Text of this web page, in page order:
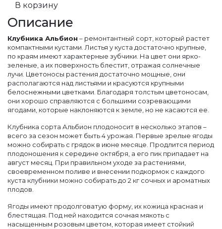
В корзину
Описание
Клубника Альбион – ремонтантный сорт, который растет
компактными кустами. Листья у куста достаточно крупные,
по краям имеют характерные зубчики. На цвет они ярко-
зеленые, а их поверхность блестит, отражая солнечные
лучи. Цветоносы растения достаточно мощные, они
располагаются над листьями и красуются крупными
белоснежными цветками. Благодаря толстым цветоносам,
они хорошо справляются с большими созревающими
ягодами, которые наклоняются к земле, но не касаются ее.
Клубника сорта Альбион плодоносит в несколько этапов –
всего за сезон может быть 4 урожая. Первые зрелые ягоды
можно собирать с грядок в июне месяце. Продлится период
плодоношения к середине октября, а его пик припадает на
август месяц. При правильном уходе за растениями,
своевременном поливе и внесении подкормок с каждого
куста клубники можно собирать до 2 кг сочных и ароматных
плодов.
Ягоды имеют продолговатую форму, их кожица красная и
блестящая. Под ней находится сочная мякоть с
насыщенным розовым цветом, которая имеет стойкий